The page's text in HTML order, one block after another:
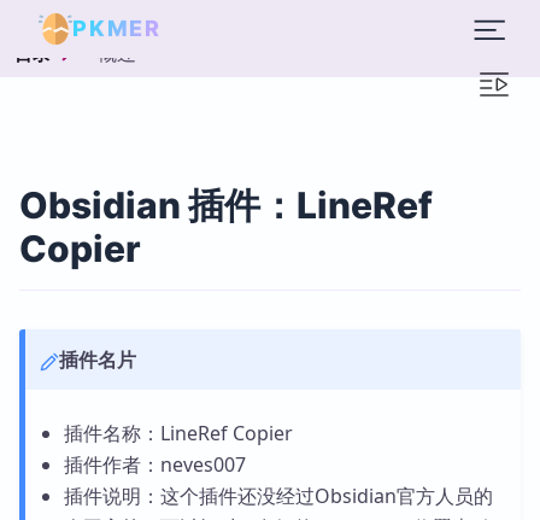
PKMER
目录 概述
Obsidian 插件：LineRef
Copier
插件名片
插件名称：LineRef Copier
插件作者：neves007
插件说明：这个插件还没经过Obsidian官方人员的